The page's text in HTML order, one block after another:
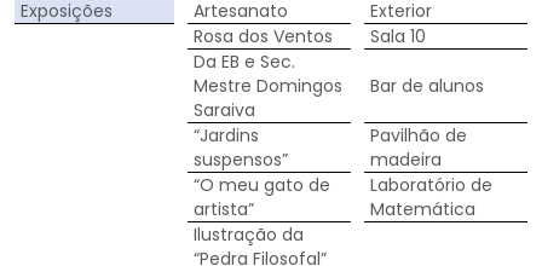
Exposições Artesanato
Exterior
Rosa dos Ventos
Sala 10
Da EB e Sec.
Mestre Domingos
Saraiva
Bar de alunos
“Jardins
suspensos”
Pavilhão de
madeira
“O meu gato de
artista”
Laboratório de
Matemática
Ilustração da
“Pedra Filosofal”